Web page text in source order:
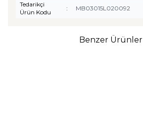
Tedarikçi
Ürün Kodu
: MB03015L020092
Benzer Ürünler